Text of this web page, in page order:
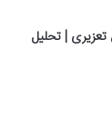
تعزیری | تحلیل